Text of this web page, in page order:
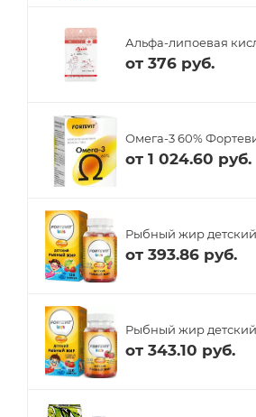
Альфа-липоевая
от 376 руб.
Омега-3 60%
от 1 024.60 руб.
Рыбный жир
от 393.86 руб.
Рыбный жир
от 343.10 руб.